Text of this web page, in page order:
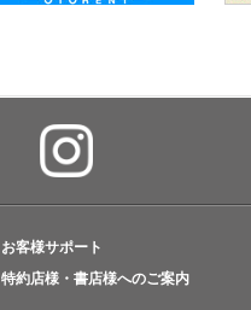
お客様サポート
特約店様・書店様へのご案内